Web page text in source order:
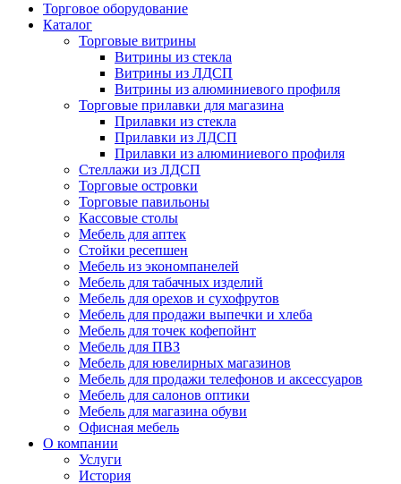
Торговое оборудование
Каталог
Торговые витрины
Витрины из cтекла
Витрины из ЛДСП
Витрины из алюминиевого профиля
Торговые прилавки для магазина
Прилавки из стекла
Прилавки из ЛДСП
Прилавки из алюминиевого профиля
Стеллажи из ЛДСП
Торговые островки
Торговые павильоны
Кассовые столы
Мебель для аптек
Стойки ресепшен
Мебель из экономпанелей
Мебель для табачных изделий
Мебель для орехов и сухофрутов
Мебель для продажи выпечки и хлеба
Мебель для точек кофепойнт
Мебель для ПВЗ
Мебель для ювелирных магазинов
Мебель для продажи телефонов и аксессуаров
Мебель для салонов оптики
Мебель для магазина обуви
Офисная мебель
О компании
Услуги
История